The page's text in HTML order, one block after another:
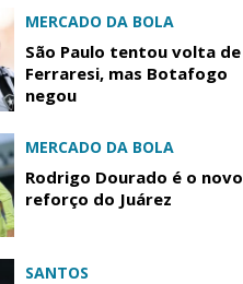
MERCADO DA BOLA
São Paulo tentou volta de
Ferraresi, mas Botafogo
negou
MERCADO DA BOLA
Rodrigo Dourado é o novo
reforço do Juárez
SANTOS